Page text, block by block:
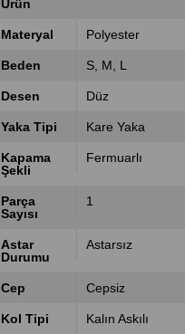
Ürün
Materyal Polyester
Beden S M L
Desen Düz
Yaka Tipi Kare Yaka
Kapama
Şekli
Fermuarlı
Parça
Sayısı
1
Astar
Durumu
Astarsız
Cep Cepsiz
Kol Tipi Kalın Askılı